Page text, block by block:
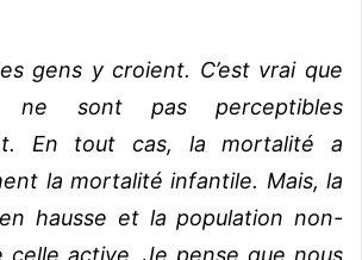
gens y croient. C’est vrai que
ne sont pas perceptibles
En tout cas, la mortalité a
la mortalité infantile. Mais, la
hausse et la population non-
celle active. Je pense que nous